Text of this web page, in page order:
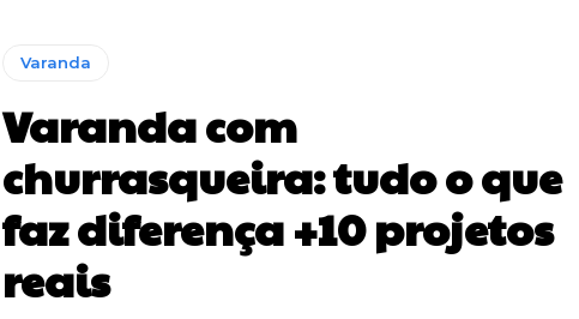
Varanda
Varanda com
churrasqueira: tudo o que
faz diferença +10 projetos
reais